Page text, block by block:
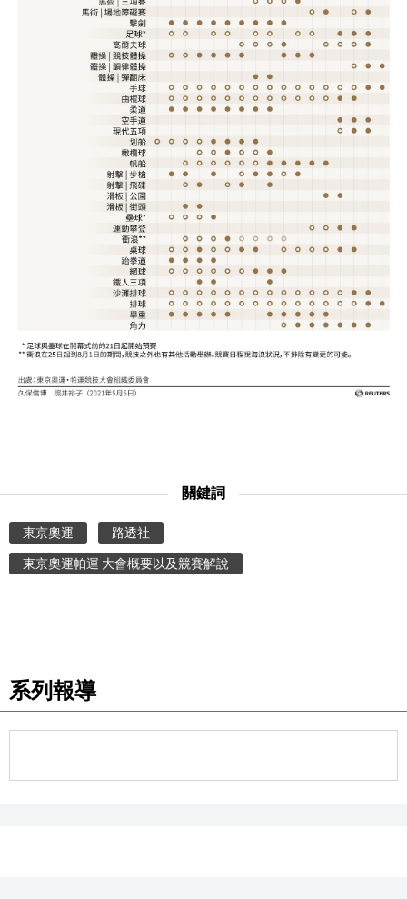
娛樂
醫療健康
編輯部通知
關鍵詞
東京奧運 路透社
東京奧運帕運 大會概要以及競賽解說
系列報導